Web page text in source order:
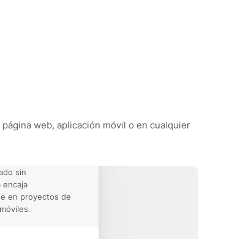
web, aplicación móvil o en cualquier
sin
encaja
en proyectos de